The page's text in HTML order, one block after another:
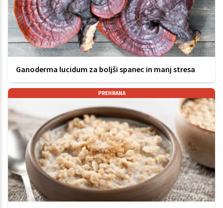
Ganoderma lucidum za boljši spanec in manj stresa
PREHRANA